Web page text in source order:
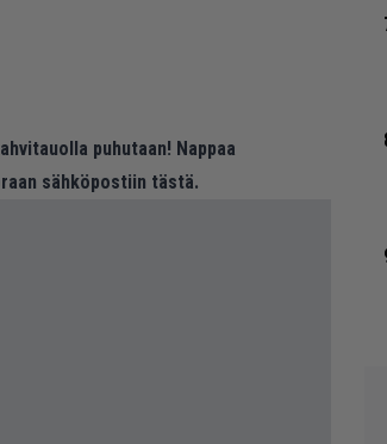
puhutaan! Nappaa
sähköpostiin tästä.